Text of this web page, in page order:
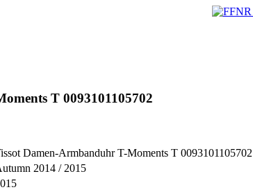
T 0093101105702
Damen-Armbanduhr T-Moments T 0093101105702
2014 / 2015